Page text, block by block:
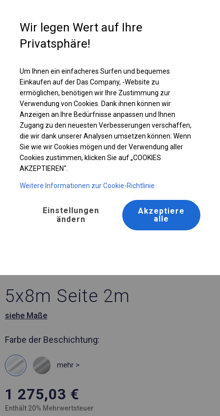
Solides Lager- und Garagenzelt | 5x8 m
5x8m Seite 2m
siehe Maße
Farbe der Beschichtung:
mehr >
1 275,03 €
Enthält 20% Mehrwertsteuer
Wir legen Wert auf Ihre
Privatsphäre!
Um Ihnen ein einfacheres Surfen und bequemes
Einkaufen auf der Das Company, -Website zu
ermöglichen, benötigen wir Ihre Zustimmung zur
Verwendung von Cookies. Dank ihnen können wir
Anzeigen an Ihre Bedürfnisse anpassen und Ihnen
Zugang zu den neuesten Verbesserungen verschaffen,
die wir dank unserer Analysen umsetzen können. Wenn
Sie wie wir Cookies mögen und der Verwendung aller
Cookies zustimmen, klicken Sie auf „COOKIES
AKZEPTIEREN“.
Weitere Informationen zur Cookie-Richtlinie
Einstellungen
ändern
Akzeptiere
alle